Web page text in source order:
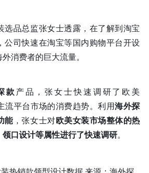
选品总监张女士透露，在了解到淘宝
公司快速在淘宝等国内购物平台开设
消费者的巨大流量。
款产品，张女士快速调研了欧美
流平台市场的消费趋势。利用海外探
能，张女士对欧美女装市场整体的热
口设计等属性进行了快速调研。